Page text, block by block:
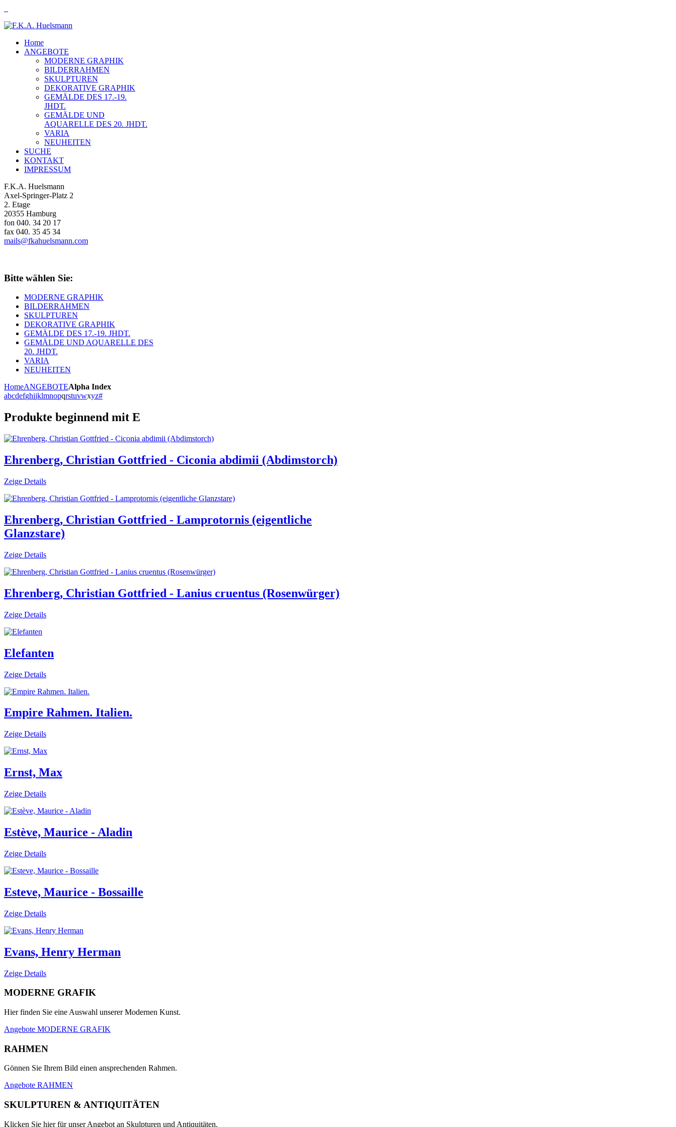
Home
ANGEBOTE
MODERNE GRAPHIK
BILDERRAHMEN
SKULPTUREN
DEKORATIVE GRAPHIK
GEMÄLDE DES 17.-19.
JHDT.
GEMÄLDE UND
AQUARELLE DES 20. JHDT.
VARIA
NEUHEITEN
SUCHE
KONTAKT
IMPRESSUM
F.K.A. Huelsmann
Axel-Springer-Platz 2
2. Etage
20355 Hamburg
fon 040. 34 20 17
fax 040. 35 45 34
mails@fkahuelsmann.com
Bitte wählen Sie:
MODERNE GRAPHIK
BILDERRAHMEN
SKULPTUREN
DEKORATIVE GRAPHIK
GEMÄLDE DES 17.-19. JHDT.
GEMÄLDE UND AQUARELLE DES
20. JHDT.
VARIA
NEUHEITEN
HomeANGEBOTEAlpha Index
abcdefghijklmnopqrstuvwxyz#
Produkte beginnend mit E
Ehrenberg, Christian Gottfried - Ciconia abdimii (Abdimstorch)
Zeige Details
Ehrenberg, Christian Gottfried - Lamprotornis (eigentliche
Glanzstare)
Zeige Details
Ehrenberg, Christian Gottfried - Lanius cruentus (Rosenwürger)
Zeige Details
Elefanten
Zeige Details
Empire Rahmen. Italien.
Zeige Details
Ernst, Max
Zeige Details
Estève, Maurice - Aladin
Zeige Details
Esteve, Maurice - Bossaille
Zeige Details
Evans, Henry Herman
Zeige Details
MODERNE GRAFIK
Hier finden Sie eine Auswahl unserer Modernen Kunst.
Angebote MODERNE GRAFIK
RAHMEN
Gönnen Sie Ihrem Bild einen ansprechenden Rahmen.
Angebote RAHMEN
SKULPTUREN & ANTIQUITÄTEN
Klicken Sie hier für unser Angebot an Skulpturen und Antiquitäten.